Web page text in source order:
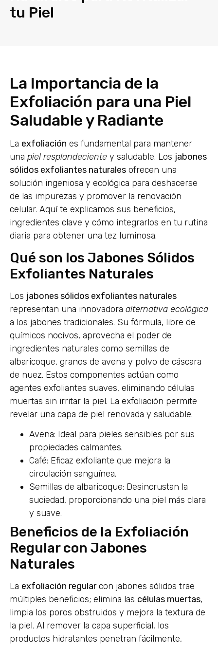
tu Piel
La Importancia de la
Exfoliación para una Piel
Saludable y Radiante
La exfoliación es fundamental para mantener
una piel resplandeciente y saludable. Los jabones
sólidos exfoliantes naturales ofrecen una
solución ingeniosa y ecológica para deshacerse
de las impurezas y promover la renovación
celular. Aquí te explicamos sus beneficios,
ingredientes clave y cómo integrarlos en tu rutina
diaria para obtener una tez luminosa.
Qué son los Jabones Sólidos
Exfoliantes Naturales
Los jabones sólidos exfoliantes naturales
representan una innovadora alternativa ecológica
a los jabones tradicionales. Su fórmula, libre de
químicos nocivos, aprovecha el poder de
ingredientes naturales como semillas de
albaricoque, granos de avena y polvo de cáscara
de nuez. Estos componentes actúan como
agentes exfoliantes suaves, eliminando células
muertas sin irritar la piel. La exfoliación permite
revelar una capa de piel renovada y saludable.
Avena: Ideal para pieles sensibles por sus
propiedades calmantes.
Café: Eficaz exfoliante que mejora la
circulación sanguínea.
Semillas de albaricoque: Desincrustan la
suciedad, proporcionando una piel más clara
y suave.
Beneficios de la Exfoliación
Regular con Jabones
Naturales
La exfoliación regularcon jabones sólidos trae
múltiples beneficios; elimina las células muertas,
limpia los poros obstruidos y mejora la textura de
la piel. Al remover la capa superficial, los
productos hidratantes penetran fácilmente,